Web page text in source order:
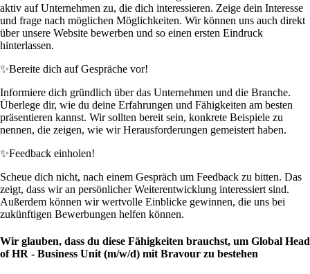
aktiv auf Unternehmen zu, die dich interessieren. Zeige dein Interesse
und frage nach möglichen Möglichkeiten. Wir können uns auch direkt
über unsere Website bewerben und so einen ersten Eindruck
hinterlassen.
✨Bereite dich auf Gespräche vor!
Informiere dich gründlich über das Unternehmen und die Branche.
Überlege dir, wie du deine Erfahrungen und Fähigkeiten am besten
präsentieren kannst. Wir sollten bereit sein, konkrete Beispiele zu
nennen, die zeigen, wie wir Herausforderungen gemeistert haben.
✨Feedback einholen!
Scheue dich nicht, nach einem Gespräch um Feedback zu bitten. Das
zeigt, dass wir an persönlicher Weiterentwicklung interessiert sind.
Außerdem können wir wertvolle Einblicke gewinnen, die uns bei
zukünftigen Bewerbungen helfen können.
Wir glauben, dass du diese Fähigkeiten brauchst, um Global Head
of HR - Business Unit (m/w/d) mit Bravour zu bestehen